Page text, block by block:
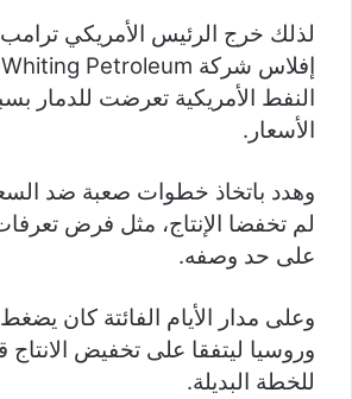
لذلك خرج الرئيس الأمريكي
النفط الأمريكية تعرضت للدمار
الأسعار.
وهدد باتخاذ خطوات صعبة ضد
لم تخفضا الإنتاج، مثل فرض
على حد وصفه.
وعلى مدار الأيام الفائتة كان
وروسيا ليتفقا على تخفيض الانتاج
للخطة البديلة.